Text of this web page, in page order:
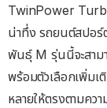
TwinPower
น่าทึ่ง รถยนต์สปอ
พันธุ์ M รุ่นนี้จะสามา
พร้อมตัวเลือกเพิ่มเ
หลายให้ตรงตามคว